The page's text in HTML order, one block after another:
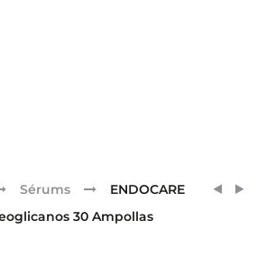
Sérums
ENDOCARE
30 Ampollas